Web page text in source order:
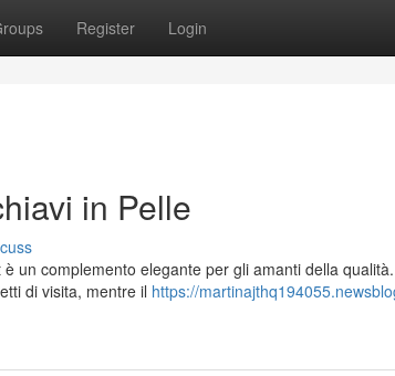
Register Login
in Pelle
un complemento elegante per gli amanti della
di visita, mentre il https://